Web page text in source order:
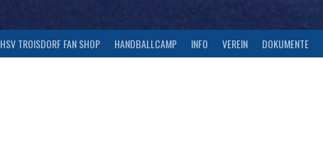
HSV TROISDORF FAN SHOP HANDBALLCAMP INFO VEREIN DOKUMENTE